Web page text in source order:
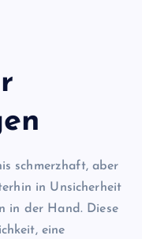
schmerzhaft, aber
in Unsicherheit
in der Hand. Diese
eine